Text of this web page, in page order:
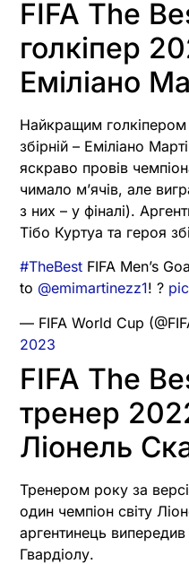
FIFA The
голкіпер
Еміліано
Найкращим голкіпером
збірній – Еміліано
яскраво провів
чимало м’ячів, але
з них – у фіналі).
Тібо Куртуа та героя
#TheBest FIFA Men’s
to @emimartinezz1! ?
— FIFA World Cup
2023
FIFA The
тренер
Ліонель
Тренером року за
один чемпіон світу
аргентинець
Гвардіолу.